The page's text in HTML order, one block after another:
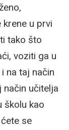
u prvi
tako što
voziti ga u
na taj način
način učitelja
školu kao
se